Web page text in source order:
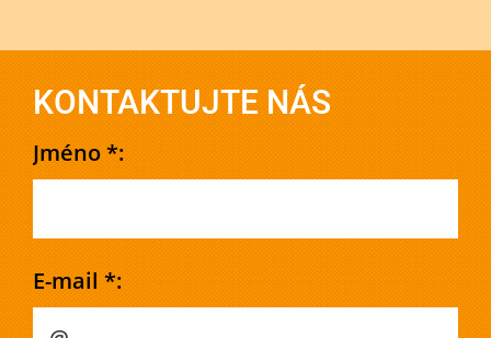
KONTAKTUJTE NÁS
Jméno *:
E-mail *: